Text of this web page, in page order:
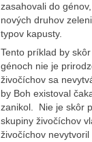
zasahovali do
nových druhov
typov kapusty.
Tento príklad by
génoch nie je
živočíchov sa
by Boh existoval
zanikol. Nie je skôr
skupiny živočíchov
živočíchov